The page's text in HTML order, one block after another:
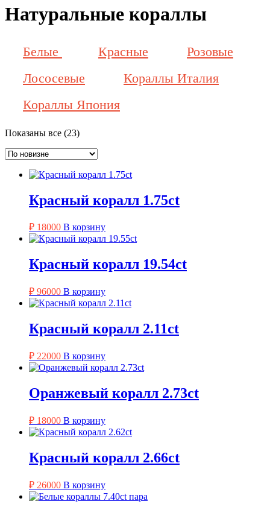
Натуральные кораллы
Белые Красные
Розовые
Лососевые
Кораллы Италия
Кораллы Япония
Показаны все (23)Сортировка:
недавние
Красный коралл 1.75ct
₽ 18000 В корзину
Красный коралл 19.54ct
₽ 96000 В корзину
Красный коралл 2.11ct
₽ 22000 В корзину
Оранжевый коралл 2.73ct
₽ 18000 В корзину
Красный коралл 2.66ct
₽ 26000 В корзину